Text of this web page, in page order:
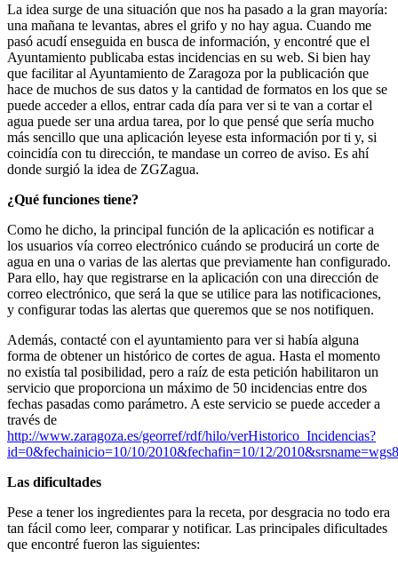
La idea surge de una situación que nos ha pasado a la gran mayoría:
una mañana te levantas, abres el grifo y no hay agua. Cuando me
pasó acudí enseguida en busca de información, y encontré que el
Ayuntamiento publicaba estas incidencias en su web. Si bien hay
que facilitar al Ayuntamiento de Zaragoza por la publicación que
hace de muchos de sus datos y la cantidad de formatos en los que se
puede acceder a ellos, entrar cada día para ver si te van a cortar el
agua puede ser una ardua tarea, por lo que pensé que sería mucho
más sencillo que una aplicación leyese esta información por ti y, si
coincidía con tu dirección, te mandase un correo de aviso. Es ahí
donde surgió la idea de ZGZagua.
¿Qué funciones tiene?
Como he dicho, la principal función de la aplicación es notificar a
los usuarios vía correo electrónico cuándo se producirá un corte de
agua en una o varias de las alertas que previamente han configurado.
Para ello, hay que registrarse en la aplicación con una dirección de
correo electrónico, que será la que se utilice para las notificaciones,
y configurar todas las alertas que queremos que se nos notifiquen.
Además, contacté con el ayuntamiento para ver si había alguna
forma de obtener un histórico de cortes de agua. Hasta el momento
no existía tal posibilidad, pero a raíz de esta petición habilitaron un
servicio que proporciona un máximo de 50 incidencias entre dos
fechas pasadas como parámetro. A este servicio se puede acceder a
través de
http://www.zaragoza.es/georref/rdf/hilo/verHistorico_Incidencias?
id=0&fechainicio=10/10/2010&fechafin=10/12/
Las dificultades
Pese a tener los ingredientes para la receta, por desgracia no todo era
tan fácil como leer, comparar y notificar. Las principales dificultades
que encontré fueron las siguientes: